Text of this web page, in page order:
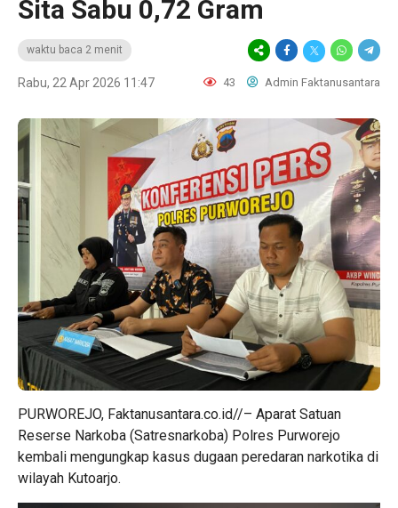
Sita Sabu 0,72 Gram
waktu baca 2 menit
Rabu, 22 Apr 2026 11:47 43 Admin Faktanusantara
PURWOREJO, Faktanusantara.co.id//– Aparat Satuan
Reserse Narkoba (Satresnarkoba) Polres Purworejo
kembali mengungkap kasus dugaan peredaran narkotika di
wilayah Kutoarjo.